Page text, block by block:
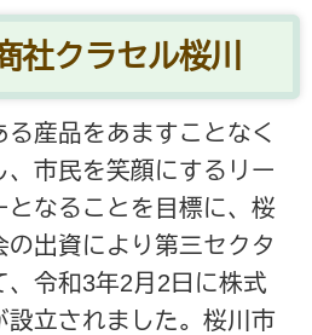
社クラセル桜川
産品をあますことなく
市民を笑顔にするリー
となることを目標に、桜
出資により第三セクタ
、令和3年2月2日に株式
立されました。桜川市